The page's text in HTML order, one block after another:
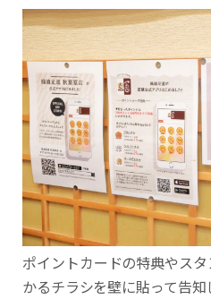
ポイントカードの特典やス
かるチラシを壁に貼って告知